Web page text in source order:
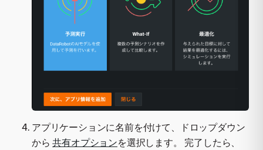
アプリケーションに名前を付けて、ドロップダウン
から共有オプションを選択します。 完了したら、